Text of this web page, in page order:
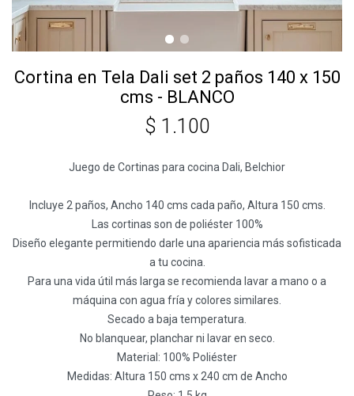
Cortina en Tela Dali set 2 paños 140 x 150
cms - BLANCO
$ 1.100
Juego de Cortinas para cocina Dali, Belchior
Incluye 2 paños, Ancho 140 cms cada paño, Altura 150 cms.
Las cortinas son de poliéster 100%
Diseño elegante permitiendo darle una apariencia más sofisticada
a tu cocina.
Para una vida útil más larga se recomienda lavar a mano o a
máquina con agua fría y colores similares.
Secado a baja temperatura.
No blanquear, planchar ni lavar en seco.
Material: 100% Poliéster
Medidas: Altura 150 cms x 240 cm de Ancho